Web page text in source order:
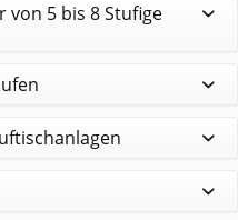
von 5 bis 8 Stufige